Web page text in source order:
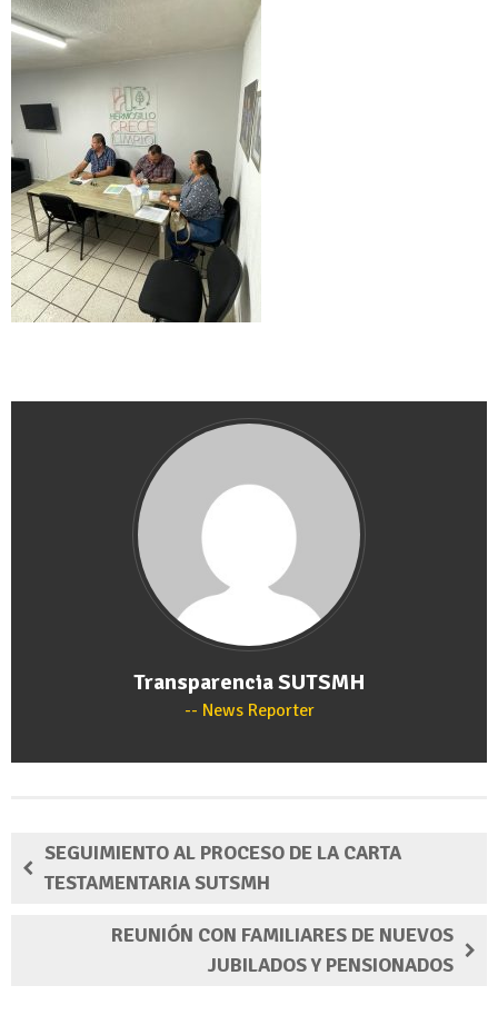
Transparencia SUTSMH
News Reporter
SEGUIMIENTO AL PROCESO DE LA CARTA
TESTAMENTARIA SUTSMH
REUNIÓN CON FAMILIARES DE NUEVOS
JUBILADOS Y PENSIONADOS